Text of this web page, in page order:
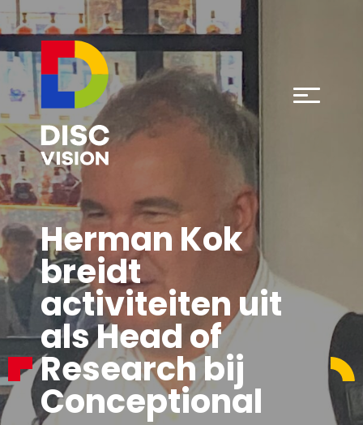
Herman Kok
breidt
activiteiten uit
als Head of
Research bij
Conceptional